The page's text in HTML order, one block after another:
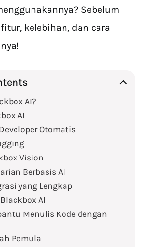
Sebelum
kelebihan, dan cara
AI?
AI
Developer Otomatis
Vision
Berbasis AI
yang Lengkap
AI
Menulis Kode dengan
Pemula